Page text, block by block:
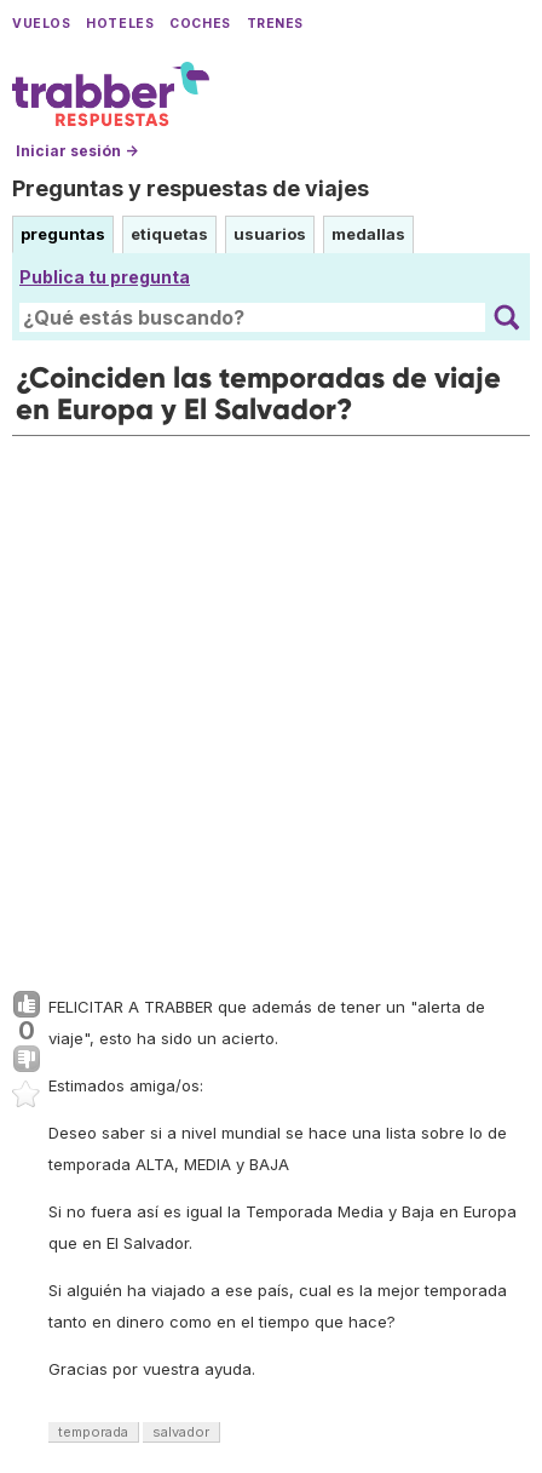
VUELOS HOTELES COCHES TRENES
Iniciar sesión →
Preguntas y respuestas de viajes
preguntas etiquetas usuarios medallas
Publica tu pregunta
¿Coinciden las temporadas de viaje
en Europa y El Salvador?
0
FELICITAR A TRABBER que además de tener un "alerta de
viaje", esto ha sido un acierto.
Estimados amiga/os:
Deseo saber si a nivel mundial se hace una lista sobre lo de
temporada ALTA, MEDIA y BAJA
Si no fuera así es igual la Temporada Media y Baja en Europa
que en El Salvador.
Si alguién ha viajado a ese país, cual es la mejor temporada
tanto en dinero como en el tiempo que hace?
Gracias por vuestra ayuda.
temporada salvador